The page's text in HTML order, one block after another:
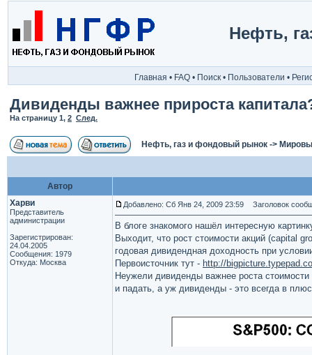
Нефть,
Главная • FAQ • Поиск • Пользователи •
Дивиденды важнее прироста
На страницу 1, 2 След.
Нефть, газ и фондовый рынок ->
Автор
Харви
Представитель
администрации
Зарегистрирован:
24.04.2005
Сообщения: 1979
Откуда: Москва
Добавлено: Сб Янв 24, 2009 23:59 Заголовок
В блоге знакомого нашёл интересную
Выходит, что рост стоимости акций (capital
годовая дивидендная доходность при
Первоисточник тут - http://
Неужели дивиденды важнее роста стоимости
и падать, а уж дивиденды - это всегда в